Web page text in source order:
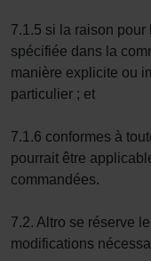
7.1.5 si la raison
spécifiée dans la
manière explicite ou
particulier ; et
7.1.6 conformes à
pourrait être
commandées.
7.2. Altro se réserve
modifications